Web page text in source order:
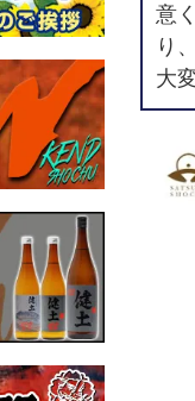
意
り
大